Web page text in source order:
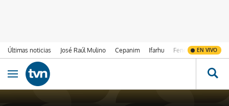
Últimas noticias José Raúl Mulino Cepanim Ifarhu Fenómeno de El
EN VIVO
Ir al contenido
Obrir navegació